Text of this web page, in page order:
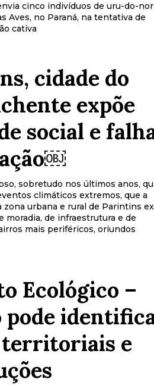
cinco indivíduos de uru-do-
Aves, no Paraná, na tentativa de
cativa
cidade do
expõe
social e
sobretudo nos últimos anos,
climáticos extremos, que a
zona urbana e rural de Parintins
moradia, de infraestrutura e de
mais periféricos, oriundos
Ecológico –
pode
territoriais e